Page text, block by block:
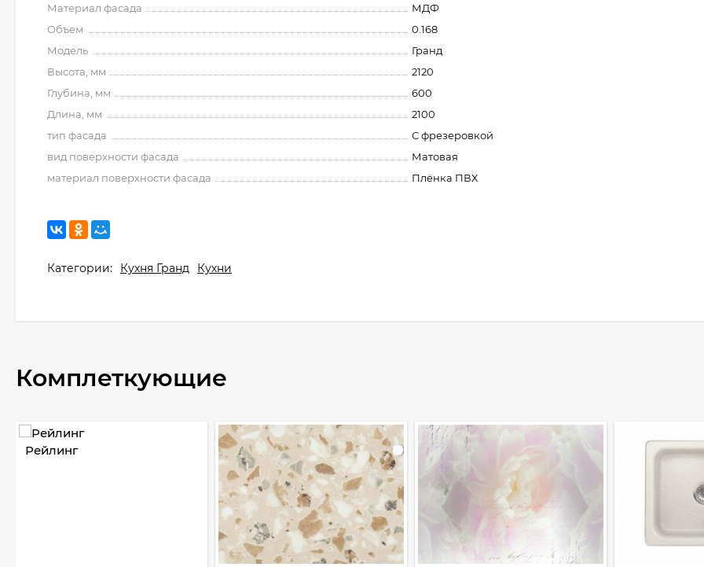
Материал фасада
МДФ
Объем
0.168
Модель
Гранд
Высота, мм
2120
Глубина, мм
600
Длина, мм
2100
тип фасада
С фрезеровкой
вид поверхности фасада
Матовая
материал поверхности фасада
Плёнка ПВХ
Категории: Кухня Гранд Кухни
Комплеткующие
Рейлинг